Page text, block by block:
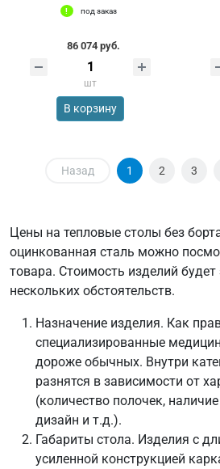
под заказ
86 074 руб.
шт
В корзину
Назад 1 2 3
Цены на тепловые столы без
оцинкованная сталь можно
товара. Стоимость изделий будет
нескольких обстоятельств.
Назначение изделия. Как
специализированные
дороже обычных. Внутри
разнятся в зависимости от
(количество полочек,
дизайн и т.д.).
Габариты стола. Изделия с
усиленной конструкцией